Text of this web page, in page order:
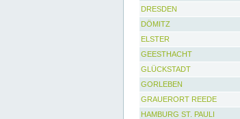
DRESDEN
DÖMITZ
ELSTER
GEESTHACHT
GLÜCKSTADT
GORLEBEN
GRAUERORT REEDE
HAMBURG ST. PAULI